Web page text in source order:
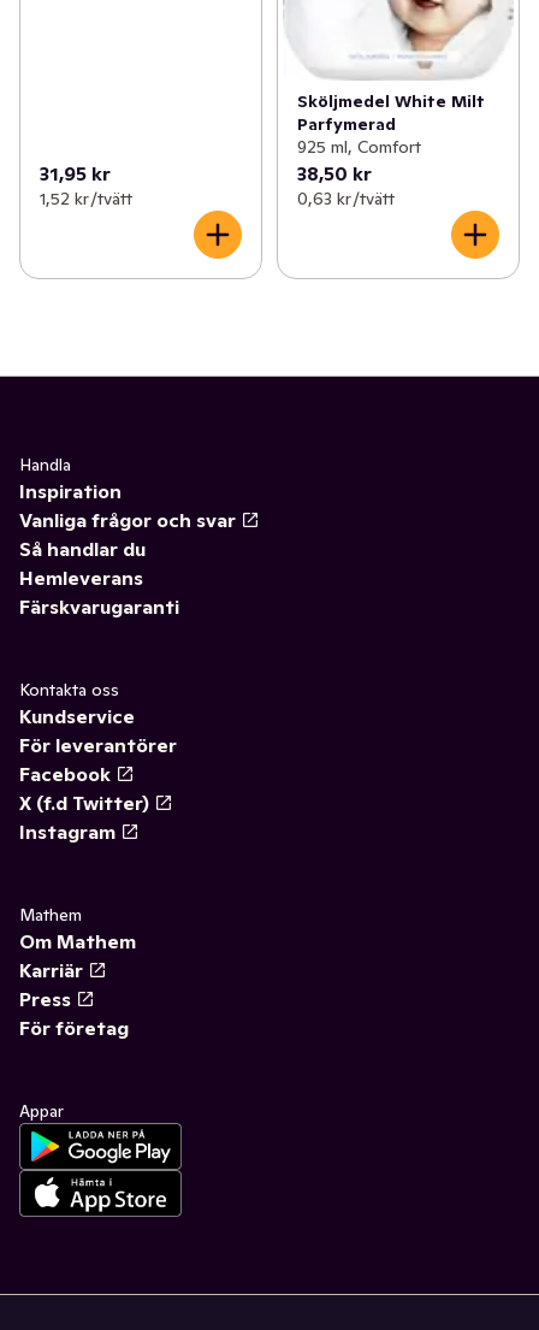
31,95 kr
1,52 kr /tvätt
Sköljmedel White Milt
Parfymerad
925 ml, Comfort
38,50 kr
0,63 kr /tvätt
Handla
Inspiration
Vanliga frågor och svar
Så handlar du
Hemleverans
Färskvarugaranti
Kontakta oss
Kundservice
För leverantörer
Facebook
X (f.d Twitter)
Instagram
Mathem
Om Mathem
Karriär
Press
För företag
Appar